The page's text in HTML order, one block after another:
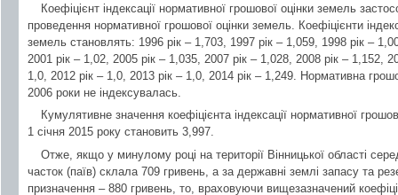
Коефіцієнт індексації нормативної грошової оцінки земель
проведення нормативної грошової оцінки земель. Коефіцієнти
земель становлять: 1996 рік – 1,703, 1997 рік – 1,059, 1998 рік –
2001 рік – 1,02, 2005 рік – 1,035, 2007 рік – 1,028, 2008 рік – 1,152,
1,0, 2012 рік – 1,0, 2013 рік – 1,0, 2014 рік – 1,249. Нормативна
2006 роки не індексувалась.
Кумулятивне значення коефіцієнта індексації нормативної
1 січня 2015 року становить 3,997.
Отже, якщо у минулому році на території Вінницької області
часток (паїв) склала 709 гривень, а за державні землі запасу та
призначення – 880 гривень, то, враховуючи вищезазначений